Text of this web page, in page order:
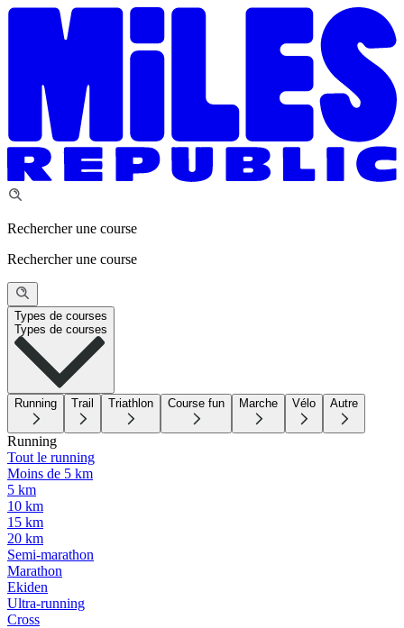
Rechercher une course
Rechercher une course
Types de courses
Types de courses
Running Trail Triathlon Course fun Marche Vélo Autre
Running
Tout le running
Moins de 5 km
5 km
10 km
15 km
20 km
Semi-marathon
Marathon
Ekiden
Ultra-running
Cross